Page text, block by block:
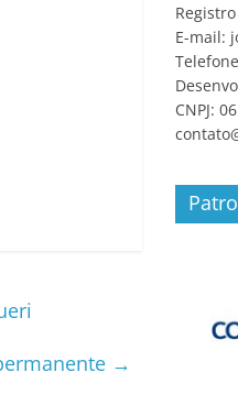
→
E-mail:
CNPJ: